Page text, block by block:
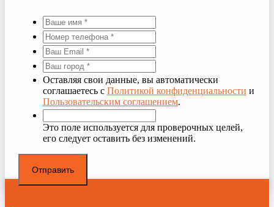
Оставляя свои данные, вы автоматически
соглашаетесь с Политикой конфиденциальности и
Пользовательским соглашением.
Это поле используется для проверочных целей,
его следует оставить без изменений.